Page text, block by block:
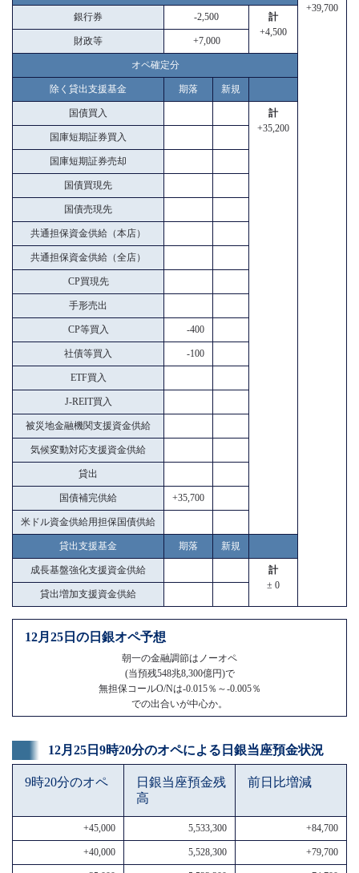
+39,700
銀行券 -2,500
計
+4,500
財政等 +7,000
オペ確定分
除く貸出支援基金 期落 新規
国債買入
計
+35,200
国庫短期証券買入
国庫短期証券売却
国債買現先
国債売現先
共通担保資金供給（本店）
共通担保資金供給（全店）
CP買現先
手形売出
CP等買入 -400
社債等買入 -100
ETF買入
J-REIT買入
被災地金融機関支援資金供給
気候変動対応支援資金供給
貸出
国債補完供給 +35,700
米ドル資金供給用担保国債供給
貸出支援基金 期落 新規
成長基盤強化支援資金供給
計
± 0
貸出増加支援資金供給
12月25日の日銀オペ予想
朝一の金融調節はノーオペ
(当預残548兆8,300億円)で
無担保コールO/Nは-0.015％～-0.005％
での出合いが中心か。
12月25日9時20分のオペによる日銀当座預金状況
9時20分のオペ
日銀当座預金残
高
前日比増減
+45,000 5,533,300 +84,700
+40,000 5,528,300 +79,700